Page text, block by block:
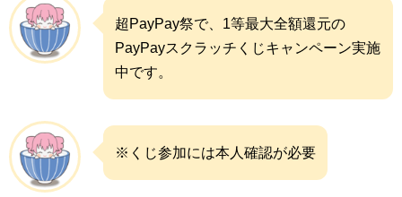
超PayPay祭で、1等最大全額還元の
PayPayスクラッチくじキャンペーン実施
中です。
※くじ参加には本人確認が必要